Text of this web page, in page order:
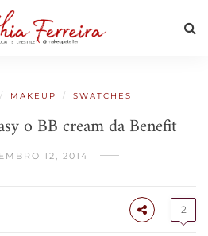
/ MAKEUP / SWATCHES
o BB cream da Benefit
12, 2014
2